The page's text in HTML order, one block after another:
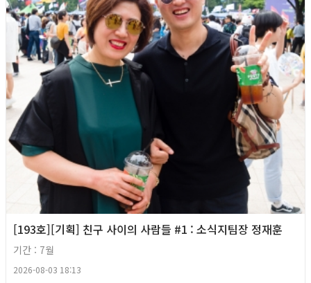
[193호][기획] 친구 사이의 사람들 #1 : 소식지팀장 정재훈
기간 : 7월
2026-08-03 18:13